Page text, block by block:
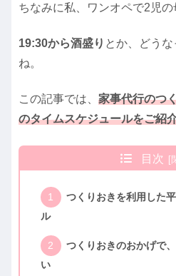
ちなみに私、ワンオペで2児の
19:30から酒盛り とか、どう
ね。
この記事では、 家事代行のつ
のタイムスケジュールをご紹
目次
つくりおきを利用した
ル
つくりおきのおかげで
い